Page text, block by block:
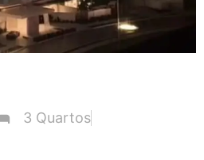
3 Quartos